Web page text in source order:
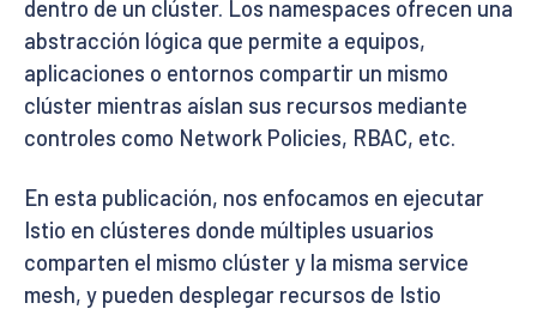
dentro de un clúster. Los namespaces ofrecen una
abstracción lógica que permite a equipos,
aplicaciones o entornos compartir un mismo
clúster mientras aíslan sus recursos mediante
controles como Network Policies, RBAC, etc.
En esta publicación, nos enfocamos en ejecutar
Istio en clústeres donde múltiples usuarios
comparten el mismo clúster y la misma service
mesh, y pueden desplegar recursos de Istio